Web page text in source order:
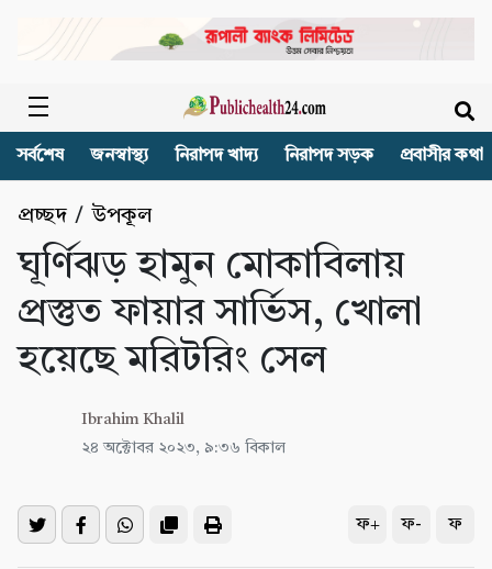
সর্বশেষ জনস্বাস্থ্য নিরাপদ খাদ্য নিরাপদ সড়ক প্রবাসীর কথা
প্রচ্ছদ / উপকূল
ঘূর্ণিঝড় হামুন মোকাবিলায়
প্রস্তুত ফায়ার সার্ভিস, খোলা
হয়েছে মরিটরিং সেল
Ibrahim Khalil
২৪ অক্টোবর ২০২৩, ৯:৩৬ বিকাল
ফ+ ফ- ফ